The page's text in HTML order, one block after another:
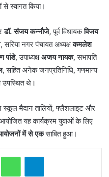
स्वागत किया।
डॉ. संजय कन्नौजे, पूर्व विधायकविजय
, सरिया नगर पंचायत अध्यक्षकमलेश
पांडे, उपाध्यक्षअजय नायक, सभापति
, सहित अनेक जनप्रतिनिधि, गणमान्य
उपस्थित थे।
स्कूल मैदान तालियों, फ्लैशलाइट और
यह कार्यक्रम युवाओं के लिए
में से एकसाबित हुआ।
WhatsAppTelegram